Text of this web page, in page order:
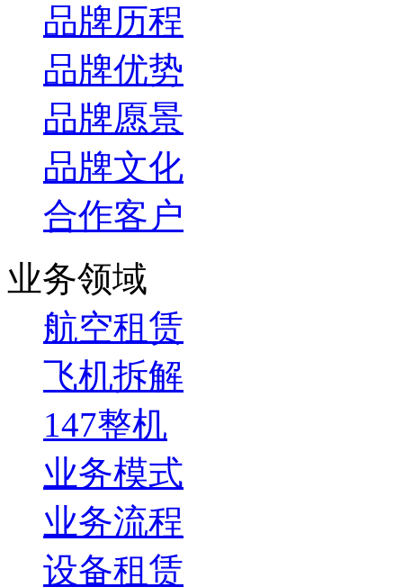
品牌历程
品牌优势
品牌愿景
品牌文化
合作客户
业务领域
航空租赁
飞机拆解
147整机
业务模式
业务流程
设备租赁